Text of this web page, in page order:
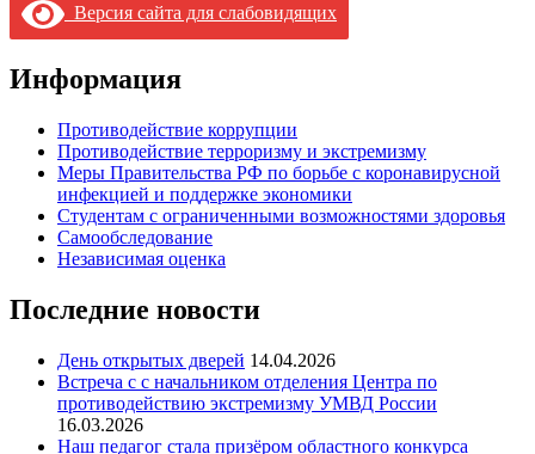
Версия сайта для слабовидящих
Информация
Противодействие коррупции
Противодействие терроризму и экстремизму
Меры Правительства РФ по борьбе с коронавирусной
инфекцией и поддержке экономики
Студентам с ограниченными возможностями здоровья
Самообследование
Независимая оценка
Последние новости
День открытых дверей 14.04.2026
Встреча с с начальником отделения Центра по
противодействию экстремизму УМВД России
16.03.2026
Наш педагог стала призёром областного конкурса